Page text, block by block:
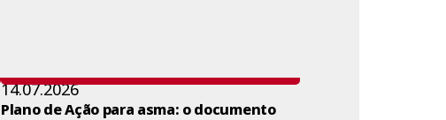
14.07.2026
Plano de Ação para asma: o documento